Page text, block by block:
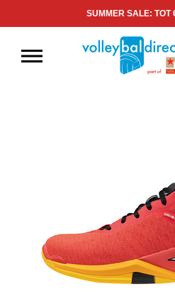
SUMMER SALE: TOT